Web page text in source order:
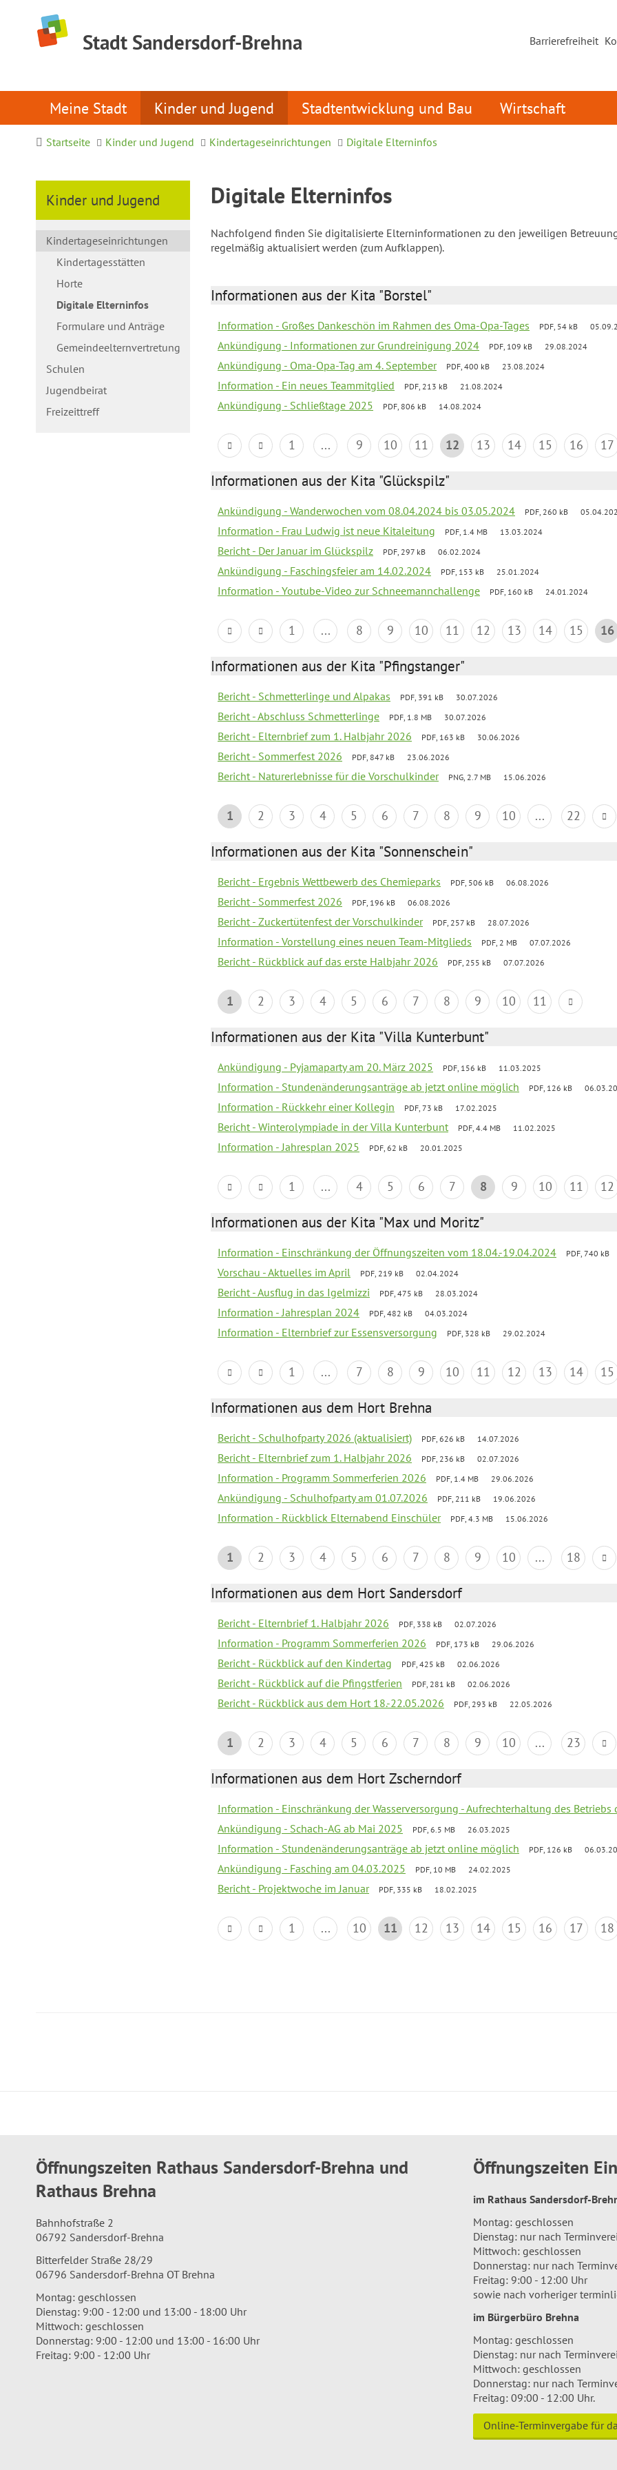
Stadt Sandersdorf-Brehna Barrierefreiheit
Meine Stadt Kinder und Jugend Stadtentwicklung und Bau Wirtschaft
Startseite Kinder und Jugend Kindertageseinrichtungen Digitale Elterninfos
Kinder und Jugend
Kindertageseinrichtungen
Kindertagesstätten
Horte
Digitale Elterninfos
Formulare und Anträge
Gemeindeelternvertretung
Schulen
Jugendbeirat
Freizeittreff
Digitale Elterninfos
Nachfolgend finden Sie digitalisierte Elterninformationen zu den jeweiligen
regelmäßig aktualisiert werden (zum Aufklappen).
Informationen aus der Kita "Borstel"
Information - Großes Dankeschön im Rahmen des Oma-Opa-Tages PDF, 54 kB
Ankündigung - Informationen zur Grundreinigung 2024 PDF, 109 kB 29.08.2024
Ankündigung - Oma-Opa-Tag am 4. September PDF, 400 kB 23.08.2024
Information - Ein neues Teammitglied PDF, 213 kB 21.08.2024
Ankündigung - Schließtage 2025 PDF, 806 kB 14.08.2024
1 ... 9 10 11 12 13 14 15 16 17
Informationen aus der Kita "Glückspilz"
Ankündigung - Wanderwochen vom 08.04.2024 bis 03.05.2024 PDF, 260 kB
Information - Frau Ludwig ist neue Kitaleitung PDF, 1.4 MB 13.03.2024
Bericht - Der Januar im Glückspilz PDF, 297 kB 06.02.2024
Ankündigung - Faschingsfeier am 14.02.2024 PDF, 153 kB 25.01.2024
Information - Youtube-Video zur Schneemannchallenge PDF, 160 kB 24.01.2024
1 ... 8 9 10 11 12 13 14 15 16
Informationen aus der Kita "Pfingstanger"
Bericht - Schmetterlinge und Alpakas PDF, 391 kB 30.07.2026
Bericht - Abschluss Schmetterlinge PDF, 1.8 MB 30.07.2026
Bericht - Elternbrief zum 1. Halbjahr 2026 PDF, 163 kB 30.06.2026
Bericht - Sommerfest 2026 PDF, 847 kB 23.06.2026
Bericht - Naturerlebnisse für die Vorschulkinder PNG, 2.7 MB 15.06.2026
1 2 3 4 5 6 7 8 9 10 ... 22
Informationen aus der Kita "Sonnenschein"
Bericht - Ergebnis Wettbewerb des Chemieparks PDF, 506 kB 06.08.2026
Bericht - Sommerfest 2026 PDF, 196 kB 06.08.2026
Bericht - Zuckertütenfest der Vorschulkinder PDF, 257 kB 28.07.2026
Information - Vorstellung eines neuen Team-Mitglieds PDF, 2 MB 07.07.2026
Bericht - Rückblick auf das erste Halbjahr 2026 PDF, 255 kB 07.07.2026
1 2 3 4 5 6 7 8 9 10 11
Informationen aus der Kita "Villa Kunterbunt"
Ankündigung - Pyjamaparty am 20. März 2025 PDF, 156 kB 11.03.2025
Information - Stundenänderungsanträge ab jetzt online möglich PDF, 126 kB
Information - Rückkehr einer Kollegin PDF, 73 kB 17.02.2025
Bericht - Winterolympiade in der Villa Kunterbunt PDF, 4.4 MB 11.02.2025
Information - Jahresplan 2025 PDF, 62 kB 20.01.2025
1 ... 4 5 6 7 8 9 10 11 12
Informationen aus der Kita "Max und Moritz"
Information - Einschränkung der Öffnungszeiten vom 18.04.-19.04.2024 PDF, 740 kB
Vorschau - Aktuelles im April PDF, 219 kB 02.04.2024
Bericht - Ausflug in das Igelmizzi PDF, 475 kB 28.03.2024
Information - Jahresplan 2024 PDF, 482 kB 04.03.2024
Information - Elternbrief zur Essensversorgung PDF, 328 kB 29.02.2024
1 ... 7 8 9 10 11 12 13 14 15
Informationen aus dem Hort Brehna
Bericht - Schulhofparty 2026 (aktualisiert) PDF, 626 kB 14.07.2026
Bericht - Elternbrief zum 1. Halbjahr 2026 PDF, 236 kB 02.07.2026
Information - Programm Sommerferien 2026 PDF, 1.4 MB 29.06.2026
Ankündigung - Schulhofparty am 01.07.2026 PDF, 211 kB 19.06.2026
Information - Rückblick Elternabend Einschüler PDF, 4.3 MB 15.06.2026
1 2 3 4 5 6 7 8 9 10 ... 18
Informationen aus dem Hort Sandersdorf
Bericht - Elternbrief 1. Halbjahr 2026 PDF, 338 kB 02.07.2026
Information - Programm Sommerferien 2026 PDF, 173 kB 29.06.2026
Bericht - Rückblick auf den Kindertag PDF, 425 kB 02.06.2026
Bericht - Rückblick auf die Pfingstferien PDF, 281 kB 02.06.2026
Bericht - Rückblick aus dem Hort 18.-22.05.2026 PDF, 293 kB 22.05.2026
1 2 3 4 5 6 7 8 9 10 ... 23
Informationen aus dem Hort Zscherndorf
Information - Einschränkung der Wasserversorgung - Aufrechterhaltung des Betriebs
Ankündigung - Schach-AG ab Mai 2025
PDF, 6.5 MB 26.03.2025
Information - Stundenänderungsanträge ab jetzt online möglich PDF, 126 kB
Ankündigung - Fasching am 04.03.2025 PDF, 10 MB 24.02.2025
Bericht - Projektwoche im Januar PDF, 335 kB 18.02.2025
1 ... 10 11 12 13 14 15 16 17 18
Öffnungszeiten Rathaus Sandersdorf-Brehna und
Rathaus Brehna
Bahnhofstraße 2
06792 Sandersdorf-Brehna
Bitterfelder Straße 28/29
06796 Sandersdorf-Brehna OT Brehna
Montag: geschlossen
Dienstag: 9:00 - 12:00 und 13:00 - 18:00 Uhr
Mittwoch: geschlossen
Donnerstag: 9:00 - 12:00 und 13:00 - 16:00 Uhr
Freitag: 9:00 - 12:00 Uhr
Öffnungszeiten
im Rathaus Sandersdorf-
Montag: geschlossen
Dienstag: nur nach
Mittwoch: geschlossen
Donnerstag: nur nach
Freitag: 9:00 - 12:00 Uhr
sowie nach vorheriger
im Bürgerbüro Brehna
Montag: geschlossen
Dienstag: nur nach
Mittwoch: geschlossen
Donnerstag: nur nach
Freitag: 09:00 - 12:00 Uhr.
Online-Terminvergabe für